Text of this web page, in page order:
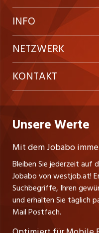
Neue Stellen
Festanstellungen
Temporäre Jobs
Praktika
Lehrstellen
Führungspositionen
Management / Kader-
Kundenlogin
Inserieren
Firmen
Personalvermittler
INFO
Preise und Leistungen
AGB
Datenschutzerklärung
Impressum
NETZWERK
ostjob.ch
jobzüri.ch
jobmittelland.ch
jobbern.ch
jobbasel.ch
zentraljob.ch
KONTAKT
Gutenbergstrasse 1
A-6858 Schwarzach
Stefan Spötl
Tel. +43 664 39 47 47 7
Leiter westjob.at
Andrea Graf
Tel. +43 664 20 30 02 1
Verkauf und Beratung
Unsere Werte
Mit dem Jobabo
Bleiben Sie jederzeit auf
Jobabo von westjob.at!
Suchbegriffe, Ihren
und erhalten Sie täglich
Mail Postfach.